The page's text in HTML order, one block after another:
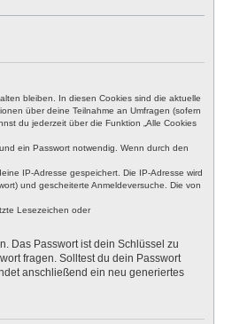
bleiben. In diesen Cookies sind die aktuelle
über deine Teilnahme an Umfragen (sofern
du jederzeit über die Funktion „Alle Cookies
ein Passwort notwendig. Wenn durch den
IP-Adresse gespeichert. Die IP-Adresse wird
und gescheiterte Anmeldeversuche. Die von
Lesezeichen oder
Das Passwort ist dein Schlüssel zu
fragen. Solltest du dein Passwort
anschließend ein neu generiertes